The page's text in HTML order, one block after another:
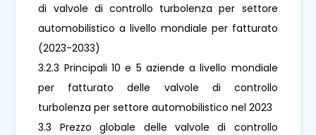
di valvole di controllo turbolenza per settore
automobilistico a livello mondiale per fatturato
(2023-2033)
3.2.3 Principali 10 e 5 aziende a livello mondiale
per fatturato delle valvole di controllo
turbolenza per settore automobilistico nel 2023
3.3 Prezzo globale delle valvole di controllo